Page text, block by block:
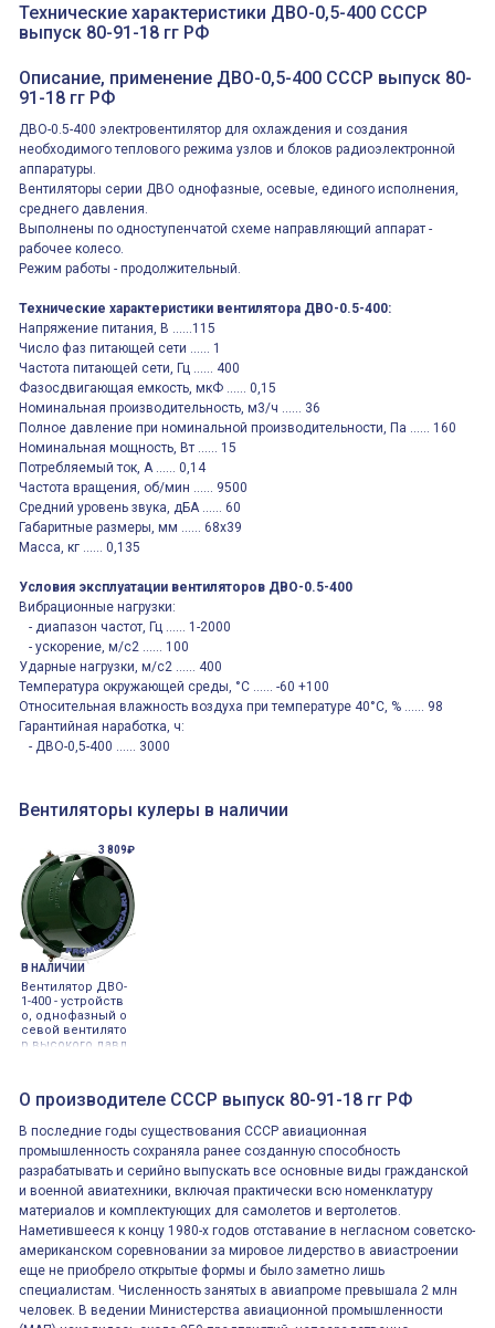
15Ампер 250В
XVR13M05L
Маячок
вращающийся
ВКН8108
выключатель
путевой,
алюминиевый
800202300000С | 80 02 0 230 0000 С
реле времени
0.1cек.-10 дней, 10
функций/режимов
Технические характеристики ДВО-0,5-400 СССР
выпуск 80-91-18 гг РФ
Описание, применение ДВО-0,5-400 СССР выпуск 80-
91-18 гг РФ
ДВО-0.5-400 электровентилятор для охлаждения и создания
необходимого теплового режима узлов и блоков радиоэлектронной
аппаратуры.
Вентиляторы серии ДВО однофазные, осевые, единого исполнения,
среднего давления.
Выполнены по одноступенчатой схеме направляющий аппарат -
рабочее колесо.
Режим работы - продолжительный.
Технические характеристики вентилятора ДВО-0.5-400:
Напряжение питания, В ......115
Число фаз питающей сети ...... 1
Частота питающей сети, Гц ...... 400
Фазосдвигающая емкость, мкФ ...... 0,15
Номинальная производительность, м3/ч ...... 36
Полное давление при номинальной производительности, Па ...... 160
Номинальная мощность, Вт ...... 15
Потребляемый ток, А ...... 0,14
Частота вращения, об/мин ...... 9500
Средний уровень звука, дБА ...... 60
Габаритные размеры, мм ...... 68х39
Масса, кг ...... 0,135
Условия эксплуатации вентиляторов ДВО-0.5-400
Вибрационные нагрузки:
- диапазон частот, Гц ...... 1-2000
- ускорение, м/с2 ...... 100
Ударные нагрузки, м/с2 ...... 400
Температура окружающей среды, °С ...... -60 +100
Относительная влажность воздуха при температуре 40°С, % ...... 98
Гарантийная наработка, ч:
- ДВО-0,5-400 ...... 3000
Вентиляторы кулеры в наличии
3 809₽
В НАЛИЧИИ
Вентилятор ДВО-
1-400 - устройств
о, однофазный о
севой вентилято
р высокого давл
О производителе СССР выпуск 80-91-18 гг РФ
В последние годы существования СССР авиационная
промышленность сохраняла ранее созданную способность
разрабатывать и серийно выпускать все основные виды гражданской
и военной авиатехники, включая практически всю номенклатуру
материалов и комплектующих для самолетов и вертолетов.
Наметившееся к концу 1980-х годов отставание в негласном советско-
американском соревновании за мировое лидерство в авиастроении
еще не приобрело открытые формы и было заметно лишь
специалистам. Численность занятых в авиапроме превышала 2 млн
человек. В ведении Министерства авиационной промышленности